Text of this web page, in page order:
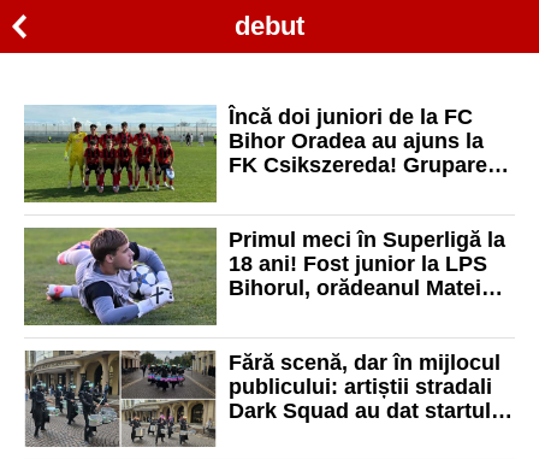
debut
Încă doi juniori de la FC
Bihor Oradea au ajuns la
FK Csikszereda! Gruparea
bihoreni în club
Primul meci în Superligă la
18 ani! Fost junior la LPS
Bihorul, orădeanul Matei
Fără scenă, dar în mijlocul
publicului: artiștii stradali
Dark Squad au dat startul